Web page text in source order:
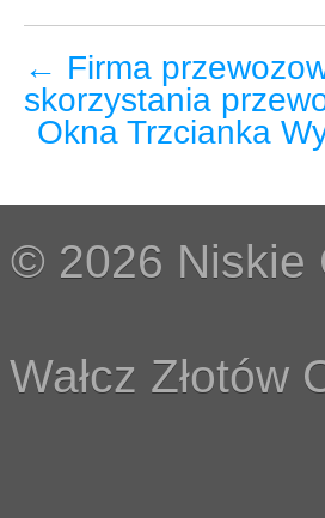
← Firma
skorzystania
Okna Trzcianka
© 2026 Niskie
Wałcz